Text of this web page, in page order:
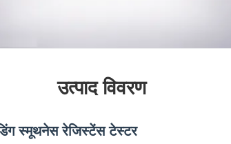
उत्पाद विवरण
स्मूथनेस रेजिस्टेंस टेस्टर